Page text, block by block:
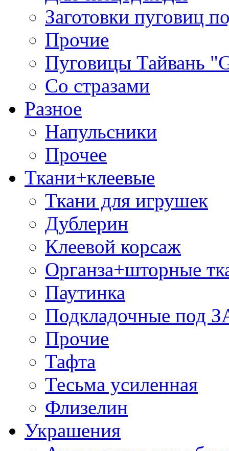
Заготовки пуговиц
Прочие
Пуговицы Тайвань
Со стразами
Разное
Напульсники
Прочее
Ткани+клеевые
Ткани для игрушек
Дублерин
Клеевой корсаж
Органза+шторные
Паутинка
Подкладочные под
Прочие
Тафта
Тесьма усиленная
Флизелин
Украшения